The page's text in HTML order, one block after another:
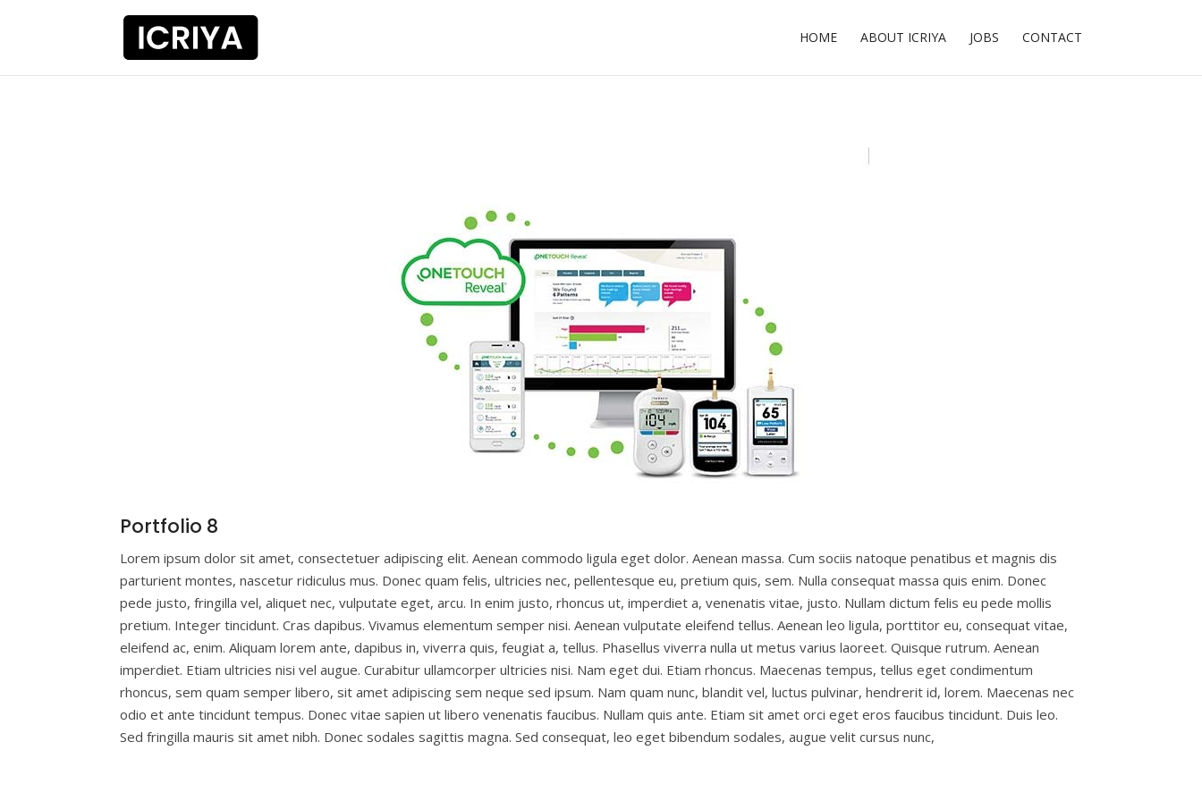
HOME ABOUT ICRIYA JOBS CONTACT
Portfolio 8
Lorem ipsum dolor sit amet, consectetuer adipiscing elit. Aenean commodo ligula eget dolor. Aenean massa. Cum sociis natoque penatibus et magnis dis
parturient montes, nascetur ridiculus mus. Donec quam felis, ultricies nec, pellentesque eu, pretium quis, sem. Nulla consequat massa quis enim. Donec
pede justo, fringilla vel, aliquet nec, vulputate eget, arcu. In enim justo, rhoncus ut, imperdiet a, venenatis vitae, justo. Nullam dictum felis eu pede mollis
pretium. Integer tincidunt. Cras dapibus. Vivamus elementum semper nisi. Aenean vulputate eleifend tellus. Aenean leo ligula, porttitor eu, consequat vitae,
eleifend ac, enim. Aliquam lorem ante, dapibus in, viverra quis, feugiat a, tellus. Phasellus viverra nulla ut metus varius laoreet. Quisque rutrum. Aenean
imperdiet. Etiam ultricies nisi vel augue. Curabitur ullamcorper ultricies nisi. Nam eget dui. Etiam rhoncus. Maecenas tempus, tellus eget condimentum
rhoncus, sem quam semper libero, sit amet adipiscing sem neque sed ipsum. Nam quam nunc, blandit vel, luctus pulvinar, hendrerit id, lorem. Maecenas nec
odio et ante tincidunt tempus. Donec vitae sapien ut libero venenatis faucibus. Nullam quis ante. Etiam sit amet orci eget eros faucibus tincidunt. Duis leo.
Sed fringilla mauris sit amet nibh. Donec sodales sagittis magna. Sed consequat, leo eget bibendum sodales, augue velit cursus nunc,